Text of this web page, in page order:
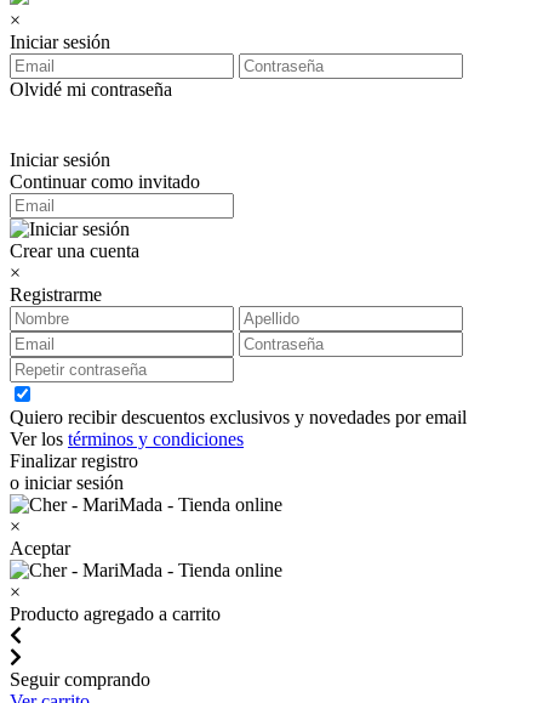
×
Iniciar sesión
Olvidé mi contraseña
Iniciar sesión
Continuar como invitado
Crear una cuenta
×
Registrarme
Quiero recibir descuentos exclusivos y novedades por email
Ver los términos y condiciones
Finalizar registro
o iniciar sesión
×
Aceptar
×
Producto agregado a carrito
Seguir comprando